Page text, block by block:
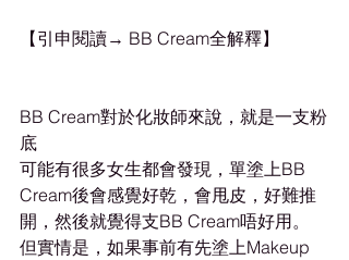
【引申閱讀→ BB Cream全解釋】
BB Cream對於化妝師來說，就是一支粉
底
可能有很多女生都會發現，單塗上BB
Cream後會感覺好乾，會甩皮，好難推
開，然後就覺得支BB Cream唔好用。
但實情是，如果事前有先塗上Makeup